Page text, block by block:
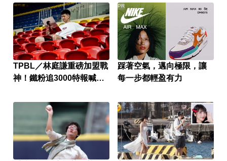
TPBL／林庭謙重磅加盟戰
神！鐵粉追3000特報喊：
踩著空氣，邁向極限，讓
每一步都輕盈有力
PR